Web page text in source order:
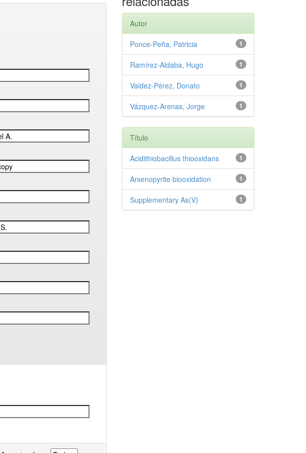
Autor
1
Ponce‑Peña, Patricia
1
Ramírez‑Aldaba, Hugo
1
Valdez‑Pérez, Donato
1
Vázquez‑Arenas, Jorge
Título
1
Acidithiobacillus thiooxidans
1
Arsenopyrite biooxidation
1
Supplementary As(V)